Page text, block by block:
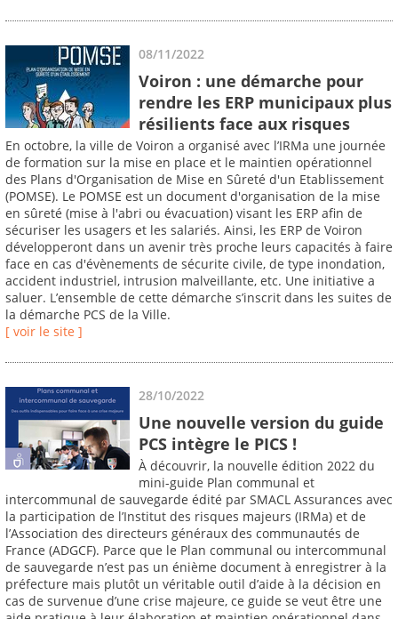
08/11/2022
Voiron : une démarche pour
rendre les ERP municipaux plus
résilients face aux risques
En octobre, la ville de Voiron a organisé avec l’IRMa une journée
de formation sur la mise en place et le maintien opérationnel
des Plans d'Organisation de Mise en Sûreté d'un Etablissement
(POMSE). Le POMSE est un document d'organisation de la mise
en sûreté (mise à l'abri ou évacuation) visant les ERP afin de
sécuriser les usagers et les salariés. Ainsi, les ERP de Voiron
développeront dans un avenir très proche leurs capacités à faire
face en cas d'évènements de sécurite civile, de type inondation,
accident industriel, intrusion malveillante, etc. Une initiative a
saluer. L’ensemble de cette démarche s’inscrit dans les suites de
la démarche PCS de la Ville.
[ voir le site ]
28/10/2022
Une nouvelle version du guide
PCS intègre le PICS !
À découvrir, la nouvelle édition 2022 du
mini-guide Plan communal et
intercommunal de sauvegarde édité par SMACL Assurances avec
la participation de l’Institut des risques majeurs (IRMa) et de
l’Association des directeurs généraux des communautés de
France (ADGCF). Parce que le Plan communal ou intercommunal
de sauvegarde n’est pas un énième document à enregistrer à la
préfecture mais plutôt un véritable outil d’aide à la décision en
cas de survenue d’une crise majeure, ce guide se veut être une